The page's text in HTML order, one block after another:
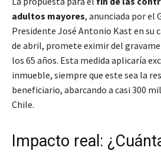
adultos mayores, anunciada por el
Presidente José Antonio Kast en su
de abril, promete eximir del
los 65 años. Esta medida aplicaría
inmueble, siempre que este sea la
beneficiario, abarcando a casi 300
Chile.
Impacto real: